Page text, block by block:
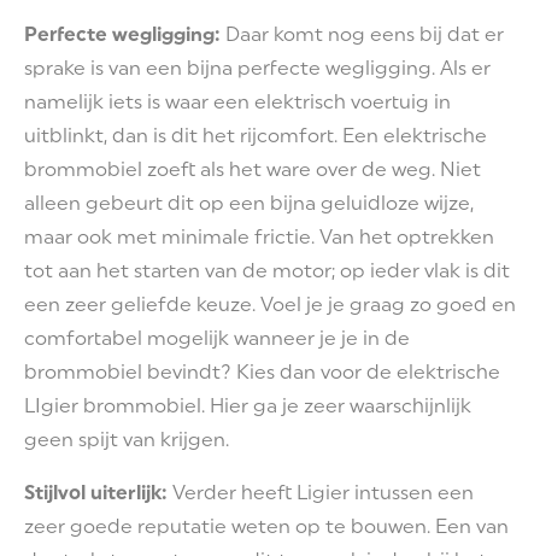
Perfecte wegligging: Daar komt nog eens bij dat er
sprake is van een bijna perfecte wegligging. Als er
namelijk iets is waar een elektrisch voertuig in
uitblinkt, dan is dit het rijcomfort. Een elektrische
brommobiel zoeft als het ware over de weg. Niet
alleen gebeurt dit op een bijna geluidloze wijze,
maar ook met minimale frictie. Van het optrekken
tot aan het starten van de motor; op ieder vlak is dit
een zeer geliefde keuze. Voel je je graag zo goed en
comfortabel mogelijk wanneer je je in de
brommobiel bevindt? Kies dan voor de elektrische
LIgier brommobiel. Hier ga je zeer waarschijnlijk
geen spijt van krijgen.
Stijlvol uiterlijk: Verder heeft Ligier intussen een
zeer goede reputatie weten op te bouwen. Een van